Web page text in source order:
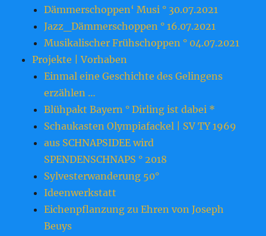
Dämmerschoppen‘ Musi ° 30.07.2021
Jazz_Dämmerschoppen ° 16.07.2021
Musikalischer Frühschoppen ° 04.07.2021
Projekte | Vorhaben
Einmal eine Geschichte des Gelingens
erzählen …
Blühpakt Bayern ° Dirling ist dabei *
Schaukasten Olympiafackel | SV TY 1969
aus SCHNAPSIDEE wird
SPENDENSCHNAPS ° 2018
Sylvesterwanderung 50°
Ideenwerkstatt
Eichenpflanzung zu Ehren von Joseph
Beuys